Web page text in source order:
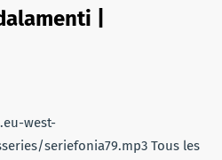
|
west-
seriefonia79.mp3 Tous les